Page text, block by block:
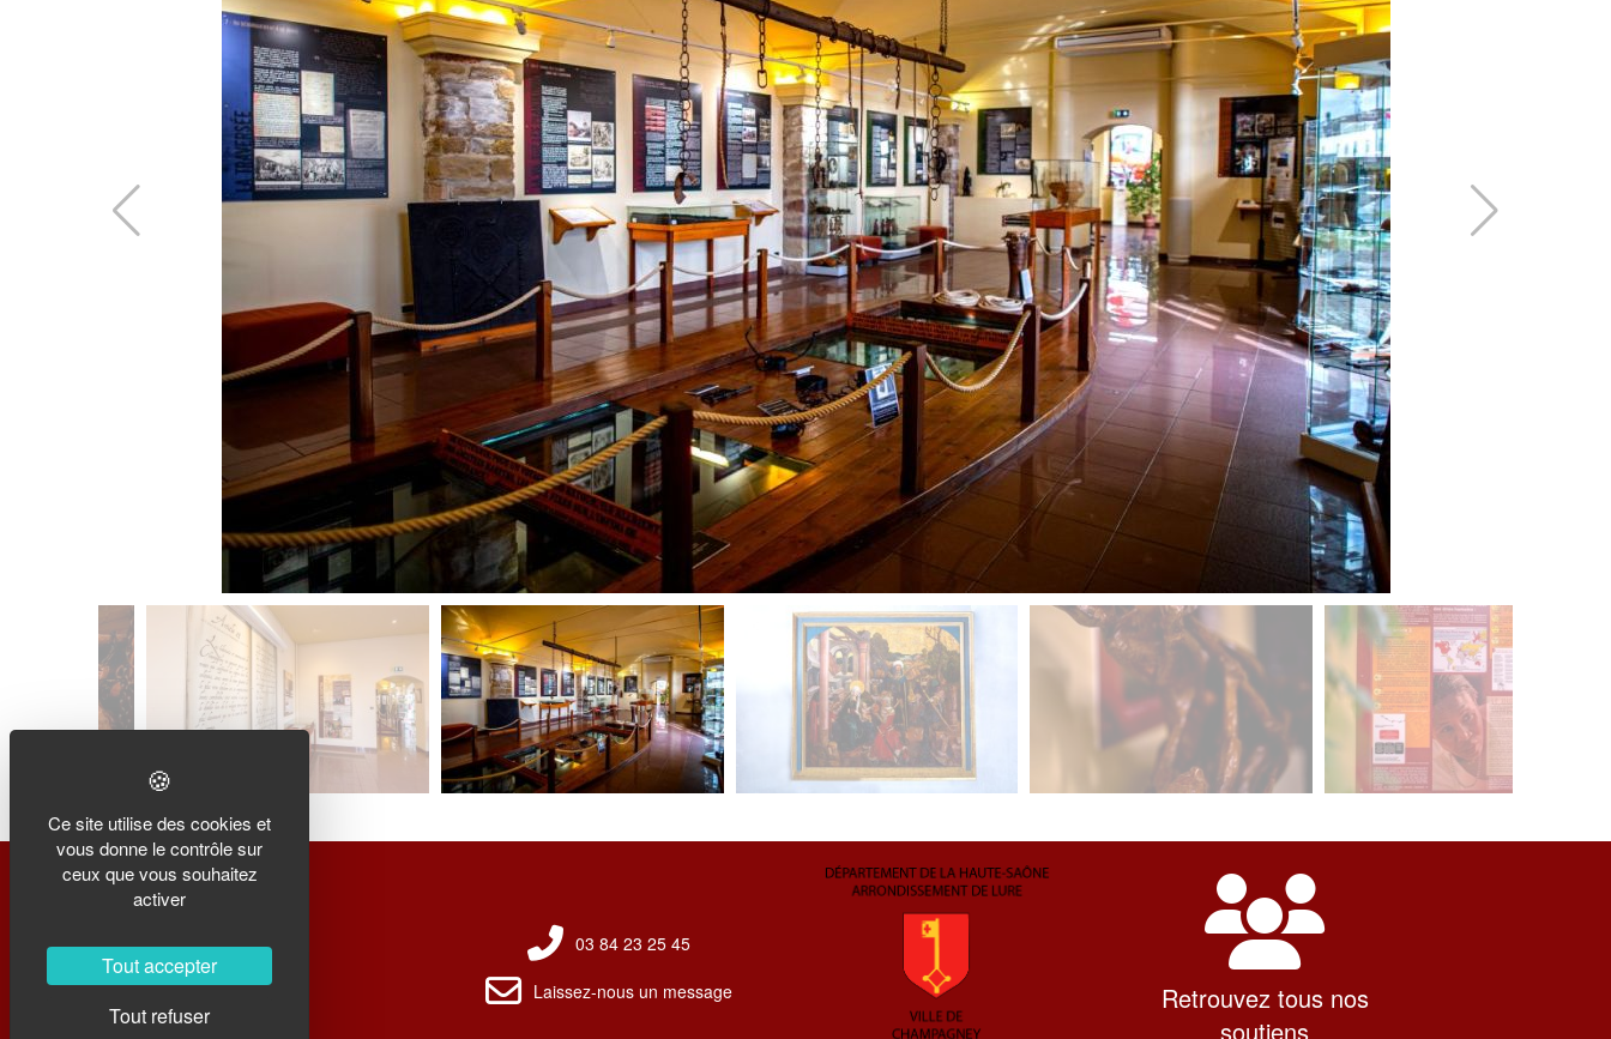
Réseaux sociaux
03 84 23 25 45
Laissez-nous un message
Retrouvez tous nos
soutiens
Ce site utilise des cookies et
vous donne le contrôle sur
ceux que vous souhaitez
activer
Tout accepter
Tout refuser